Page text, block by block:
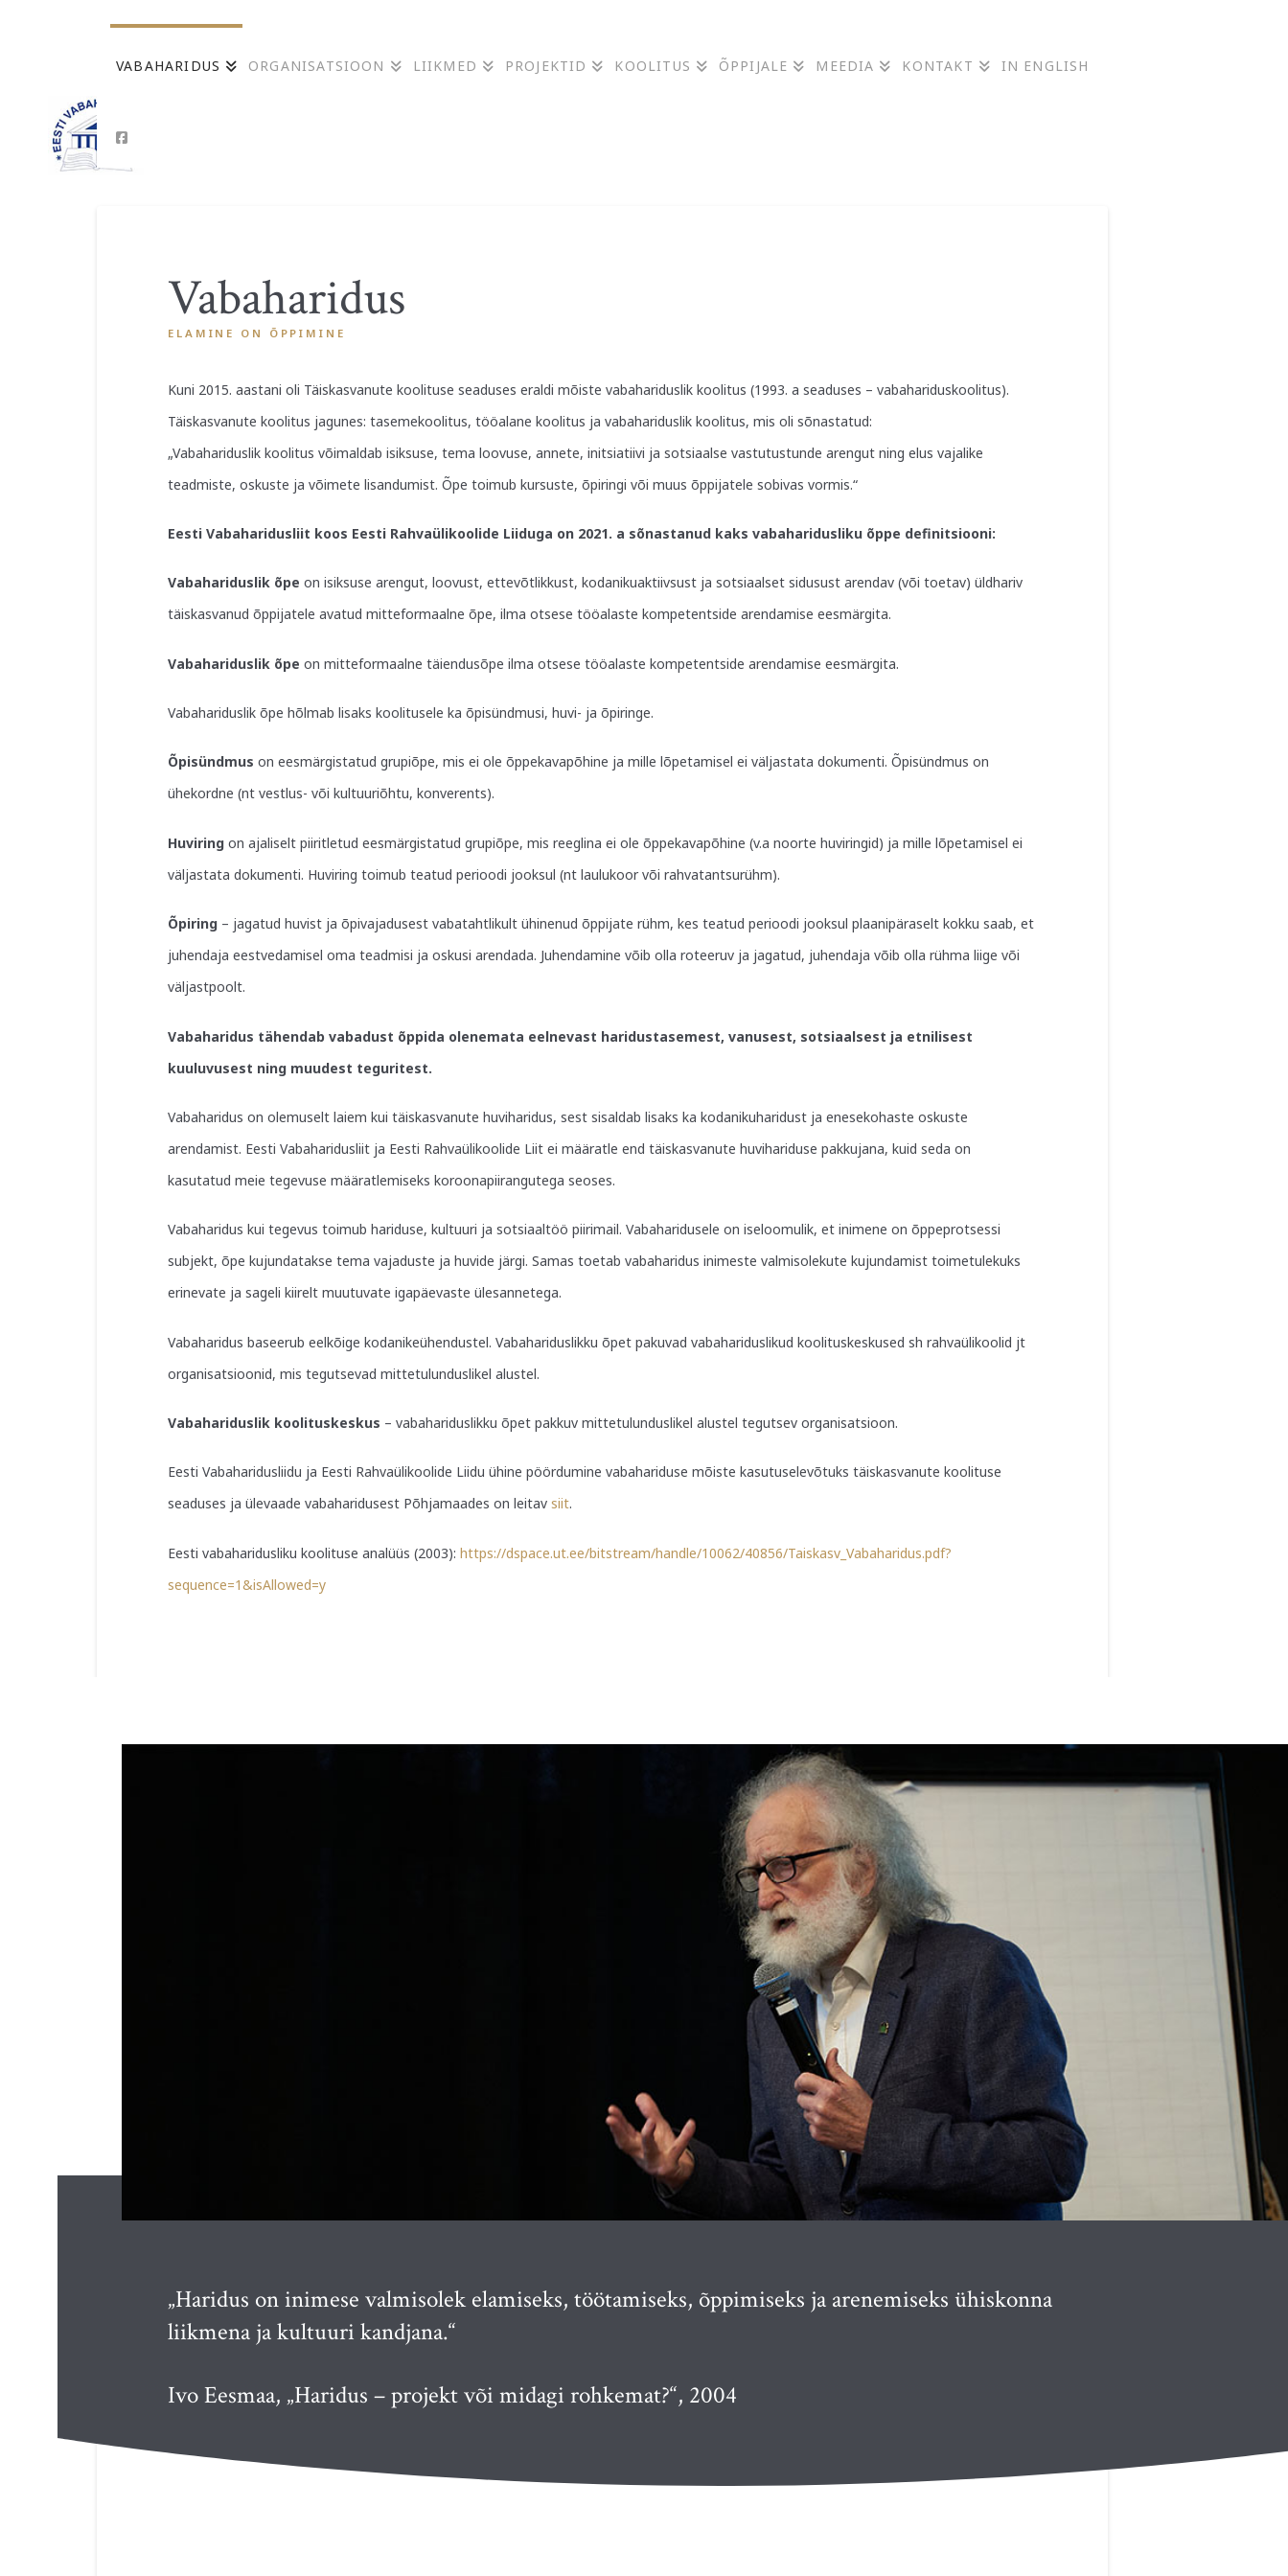
VABAHARIDUS ORGANISATSIOON LIIKMED PROJEKTID KOOLITUS ÕPPIJALE MEEDIA KONTAKT IN ENGLISH
Vabaharidus
ELAMINE ON ÕPPIMINE
Kuni 2015. aastani oli Täiskasvanute koolituse seaduses eraldi mõiste vabahariduslik koolitus (1993. a seaduses – vabahariduskoolitus).
Täiskasvanute koolitus jagunes: tasemekoolitus, tööalane koolitus ja vabahariduslik koolitus, mis oli sõnastatud:
„Vabahariduslik koolitus võimaldab isiksuse, tema loovuse, annete, initsiatiivi ja sotsiaalse vastutustunde arengut ning elus vajalike
teadmiste, oskuste ja võimete lisandumist. Õpe toimub kursuste, õpiringi või muus õppijatele sobivas vormis.“
Eesti Vabaharidusliit koos Eesti Rahvaülikoolide Liiduga on 2021. a sõnastanud kaks vabaharidusliku õppe definitsiooni:
Vabahariduslik õpe on isiksuse arengut, loovust, ettevõtlikkust, kodanikuaktiivsust ja sotsiaalset sidusust arendav (või toetav) üldhariv
täiskasvanud õppijatele avatud mitteformaalne õpe, ilma otsese tööalaste kompetentside arendamise eesmärgita.
Vabahariduslik õpe on mitteformaalne täiendusõpe ilma otsese tööalaste kompetentside arendamise eesmärgita.
Vabahariduslik õpe hõlmab lisaks koolitusele ka õpisündmusi, huvi- ja õpiringe.
Õpisündmus on eesmärgistatud grupiõpe, mis ei ole õppekavapõhine ja mille lõpetamisel ei väljastata dokumenti. Õpisündmus on
ühekordne (nt vestlus- või kultuuriõhtu, konverents).
Huviring on ajaliselt piiritletud eesmärgistatud grupiõpe, mis reeglina ei ole õppekavapõhine (v.a noorte huviringid) ja mille lõpetamisel ei
väljastata dokumenti. Huviring toimub teatud perioodi jooksul (nt laulukoor või rahvatantsurühm).
Õpiring – jagatud huvist ja õpivajadusest vabatahtlikult ühinenud õppijate rühm, kes teatud perioodi jooksul plaanipäraselt kokku saab, et
juhendaja eestvedamisel oma teadmisi ja oskusi arendada. Juhendamine võib olla roteeruv ja jagatud, juhendaja võib olla rühma liige või
väljastpoolt.
Vabaharidus tähendab vabadust õppida olenemata eelnevast haridustasemest, vanusest, sotsiaalsest ja etnilisest
kuuluvusest ning muudest teguritest.
Vabaharidus on olemuselt laiem kui täiskasvanute huviharidus, sest sisaldab lisaks ka kodanikuharidust ja enesekohaste oskuste
arendamist. Eesti Vabaharidusliit ja Eesti Rahvaülikoolide Liit ei määratle end täiskasvanute huvihariduse pakkujana, kuid seda on
kasutatud meie tegevuse määratlemiseks koroonapiirangutega seoses.
Vabaharidus kui tegevus toimub hariduse, kultuuri ja sotsiaaltöö piirimail. Vabaharidusele on iseloomulik, et inimene on õppeprotsessi
subjekt, õpe kujundatakse tema vajaduste ja huvide järgi. Samas toetab vabaharidus inimeste valmisolekute kujundamist toimetulekuks
erinevate ja sageli kiirelt muutuvate igapäevaste ülesannetega.
Vabaharidus baseerub eelkõige kodanikeühendustel. Vabahariduslikku õpet pakuvad vabahariduslikud koolituskeskused sh rahvaülikoolid jt
organisatsioonid, mis tegutsevad mittetulunduslikel alustel.
Vabahariduslik koolituskeskus – vabahariduslikku õpet pakkuv mittetulunduslikel alustel tegutsev organisatsioon.
Eesti Vabaharidusliidu ja Eesti Rahvaülikoolide Liidu ühine pöördumine vabahariduse mõiste kasutuselevõtuks täiskasvanute koolituse
seaduses ja ülevaade vabaharidusest Põhjamaades on leitav siit.
Eesti vabaharidusliku koolituse analüüs (2003): https://dspace.ut.ee/bitstream/handle/10062/40856/Taiskasv_Vabaharidus.pdf?
sequence=1&isAllowed=y
„Haridus on inimese valmisolek elamiseks, töötamiseks, õppimiseks ja arenemiseks ühiskonna
liikmena ja kultuuri kandjana.“
Ivo Eesmaa, „Haridus – projekt või midagi rohkemat?“, 2004